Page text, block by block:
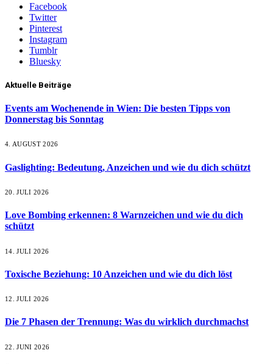
Facebook
Twitter
Pinterest
Instagram
Tumblr
Bluesky
Aktuelle Beiträge
Events am Wochenende in Wien: Die besten Tipps von
Donnerstag bis Sonntag
4. AUGUST 2026
Gaslighting: Bedeutung, Anzeichen und wie du dich schützt
20. JULI 2026
Love Bombing erkennen: 8 Warnzeichen und wie du dich
schützt
14. JULI 2026
Toxische Beziehung: 10 Anzeichen und wie du dich löst
12. JULI 2026
Die 7 Phasen der Trennung: Was du wirklich durchmachst
22. JUNI 2026